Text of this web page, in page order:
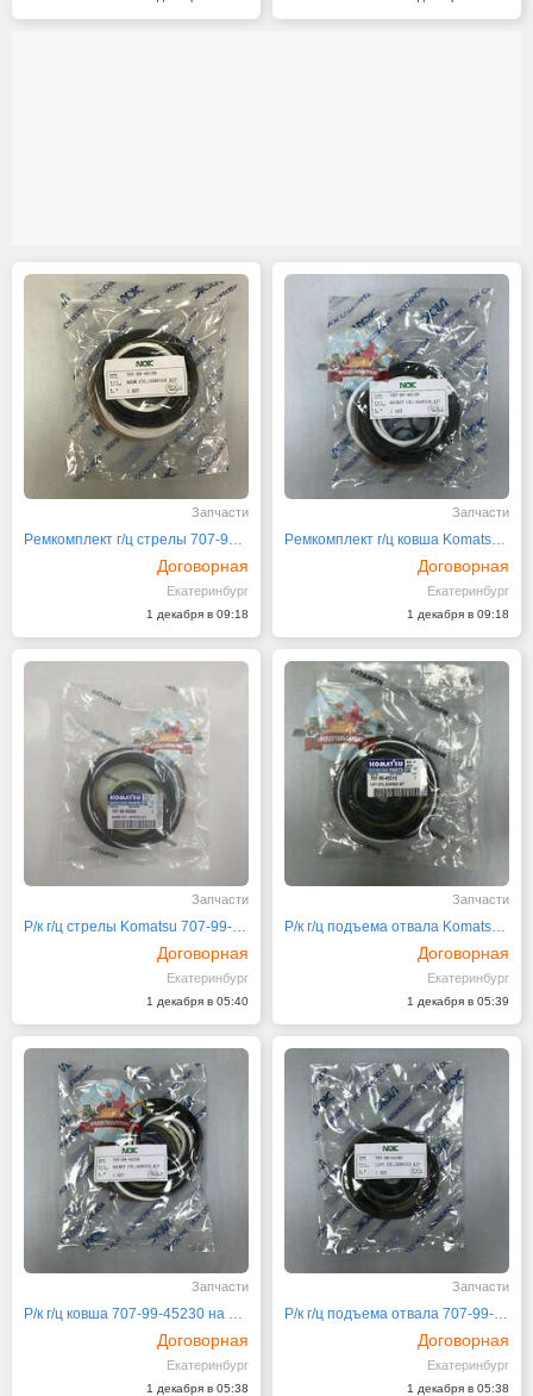
Запчасти
Договорная
Екатеринбург
1 декабря в 09:18
Запчасти
Договорная
Екатеринбург
1 декабря в 09:18
Запчасти
Договорная
Екатеринбург
1 декабря в 05:40
Запчасти
Договорная
Екатеринбург
1 декабря в 05:39
Запчасти
Договорная
Екатеринбург
1 декабря в 05:38
Запчасти
Договорная
Екатеринбург
1 декабря в 05:38